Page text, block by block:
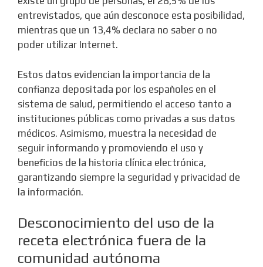
entrevistados, que aún desconoce esta posibilidad,
mientras que un 13,4% declara no saber o no
poder utilizar Internet.
Estos datos evidencian la importancia de la
confianza depositada por los españoles en el
sistema de salud, permitiendo el acceso tanto a
instituciones públicas como privadas a sus datos
médicos. Asimismo, muestra la necesidad de
seguir informando y promoviendo el uso y
beneficios de la historia clínica electrónica,
garantizando siempre la seguridad y privacidad de
la información.
Desconocimiento del uso de la
receta electrónica fuera de la
comunidad autónoma